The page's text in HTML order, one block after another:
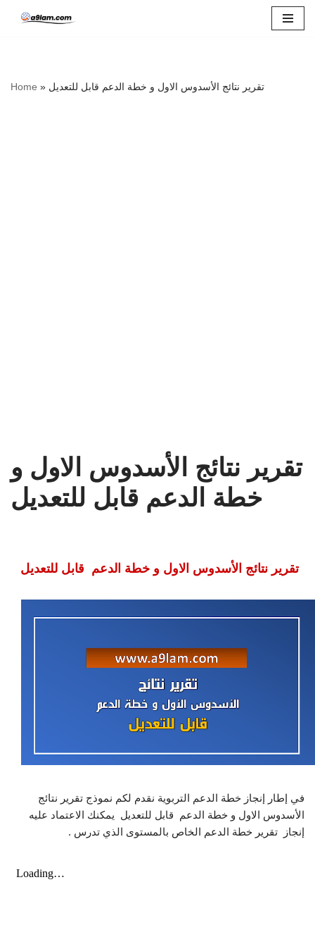
Home » تقرير نتائج الأسدوس الاول و خطة الدعم قابل للتعديل
تقرير نتائج الأسدوس الاول و
خطة الدعم قابل للتعديل
تقرير نتائج الأسدوس الاول و خطة الدعم قابل للتعديل
في إطار إنجاز خطة الدعم التربوية نقدم لكم نموذج تقرير نتائج
الأسدوس الاول و خطة الدعم قابل للتعديل يمكنك الاعتماد عليه
إنجاز تقرير خطة الدعم الخاص بالمستوى الذي تدرس .